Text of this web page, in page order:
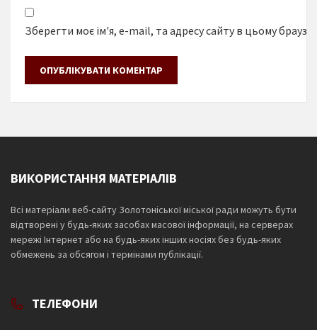
Зберегти моє ім'я, e-mail, та адресу сайту в цьому
ВИКОРИСТАННЯ МАТЕРІАЛІВ
Всі матеріали веб-сайту Золотоніської міської ради можуть бути
відтворені у будь-яких засобах масової інформації, на серверах
мережі Інтернет або на будь-яких інших носіях без будь-яких
обмежень за обсягом і термінами публікації.
ТЕЛЕФОНИ